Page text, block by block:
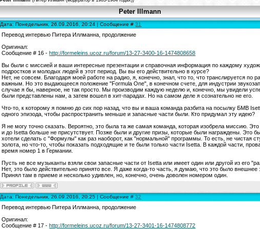
Peter Illmann
Дата: Понедельник, 26.09.2016, 20:24 | Сообщение #31
Перевод интервью Питера Иллманна, продолжение
Оригинал:
Сообщение # 16 -http://formeleins.ucoz.ru/forum/13-27-3400-16-1474808658
Вы были с миссией и ваши интересные презентации и справочная информация по каждому
подростков и молодых людей в этот период. Вы вы его действительно в курсе?
Нет, не совсем. Благодаря моей работе на радио, я, конечно, знал, что то, что транслируется по
важным. Но это выдающееся положение "Formula One", в конечном счете, для индустрии
случае я бы, наверное, не так просто. Мы производим каждую неделю и, конечно, мы увидели
были представлены нам, а затем вошел в хит-парадах. Но на самом деле я сознательно не его.
Что-то, к которому я помню до сих пор назад, что вы и ваша команда разбита на посылку БМВ
одного эпизода, чтобы распространить меньше и запасные части были. Кто придумал эту идею?
Я не могу точно сказать. Вероятно, это была та же самая команда, которая изобрела миссию.
и до Isetta больше не присутствует. Позже были и другие призы, которые были награждены. Это
хотели сделать с "Формулы" как раз наоборот, как "нормальной" программы. То есть, не чистая
золота, но что-то, чтобы показать подходящие и те были только части Isetta. В каждой части,
время номер 1 в Германии.
Пусть не все музыканты взяли свои запасные части от Isetta или имеет один или другой из его
Нет, это было действительно принято все. Я даже когда-то часть, я думаю, что это было
Принял там в приеме и несколько удивлен, но, конечно, очень доволен номером один.
Дата: Понедельник, 26.09.2016, 20:25 | Сообщение #32
Перевод интервью Питера Иллманна, продолжение
Оригинал:
Сообщение # 17 -http://formeleins.ucoz.ru/forum/13-27-3401-16-1474808772